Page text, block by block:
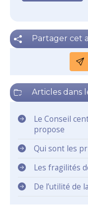
Partager cet
Articles dans
Le Conseil
propose
Qui sont les
Les fragilités
De l’utilité de